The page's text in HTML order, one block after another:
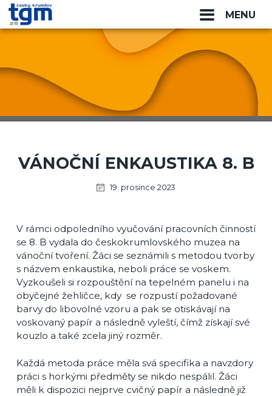
MENU
VÁNOČNÍ ENKAUSTIKA 8. B
19. prosince 2023
V rámci odpoledního vyučování pracovních činností
se 8. B vydala do českokrumlovského muzea na
vánoční tvoření. Žáci se seznámili s metodou tvorby
s názvem enkaustika, neboli práce se voskem.
Vyzkoušeli si rozpouštění na tepelném panelu i na
obyčejné žehličce, kdy se rozpustí požadované
barvy do libovolné vzoru a pak se otiskávají na
voskovaný papír a následně vyleští, čímž získají své
kouzlo a také zcela jiný rozměr.
Každá metoda práce měla svá specifika a navzdory
práci s horkými předměty se nikdo nespálil. Žáci
měli k dispozici nejprve cvičný papír a následně již